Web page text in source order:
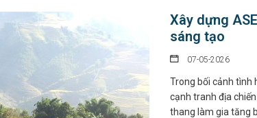
Xây dựng
sáng tạo
07-05-2026
Trong bối cảnh tình
cạnh tranh địa
thang làm gia tăng